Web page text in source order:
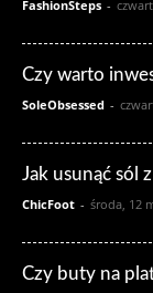
FashionSteps -
Czy warto
SoleObsessed -
Jak usunąć sól
ChicFoot - środa, 12
Czy buty na